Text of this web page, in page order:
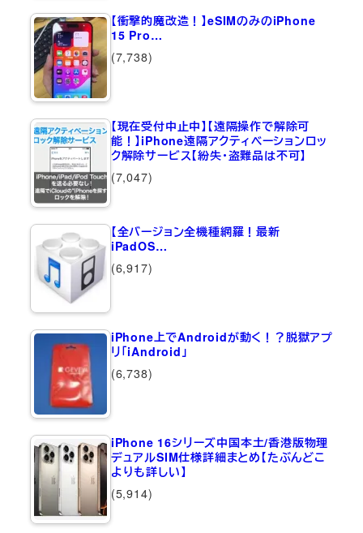
【衝撃的魔改造！】eSIMのみのiPhone
15 Pro…
(7,738)
【現在受付中止中】【遠隔操作で解除可
能！】iPhone遠隔アクティベーションロッ
ク解除サービス【紛失・盗難品は不可】
(7,047)
【全バージョン全機種網羅！最新
iPadOS…
(6,917)
iPhone上でAndroidが動く！？脱獄アプ
リ「iAndroid」
(6,738)
iPhone 16シリーズ中国本土/香港版物理
デュアルSIM仕様詳細まとめ【たぶんどこ
よりも詳しい】
(5,914)